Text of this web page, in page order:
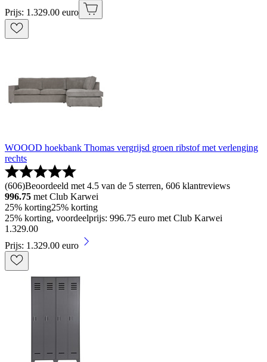
Prijs: 1.329.00 euro
WOOOD hoekbank Thomas vergrijsd groen ribstof met verlenging
rechts
(606)Beoordeeld met 4.5 van de 5 sterren, 606 klantreviews
996.75 met Club Karwei
25% korting25% korting
25% korting, voordeelprijs: 996.75 euro met Club Karwei
1.329.00
Prijs: 1.329.00 euro